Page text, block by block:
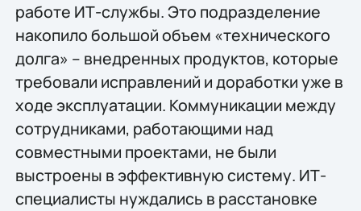
работе ИТ-службы. Это подразделение
накопило большой объем «технического
долга» – внедренных продуктов, которые
требовали исправлений и доработки уже в
ходе эксплуатации. Коммуникации между
сотрудниками, работающими над
совместными проектами, не были
выстроены в эффективную систему. ИТ-
специалисты нуждались в расстановке